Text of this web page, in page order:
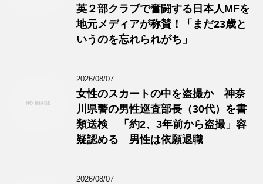
英２部クラブで奮闘する日本人MFを
地元メディアが称賛！「まだ23歳と
いうのを忘れられがち」
2026/08/07
女性のスカートの中を盗撮か 神奈
川県警の男性巡査部長（30代）を書
類送検 「約2、3年前から盗撮」容
疑認める 男性は依願退職
2026/08/07